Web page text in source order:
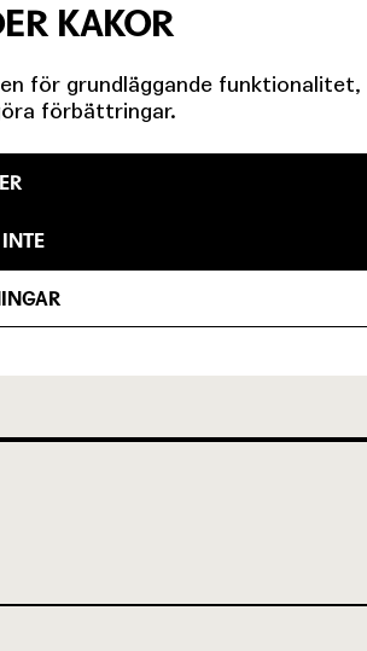
RÄTT TILL SCENKONST
KAKOR
för grundläggande
förbättringar.